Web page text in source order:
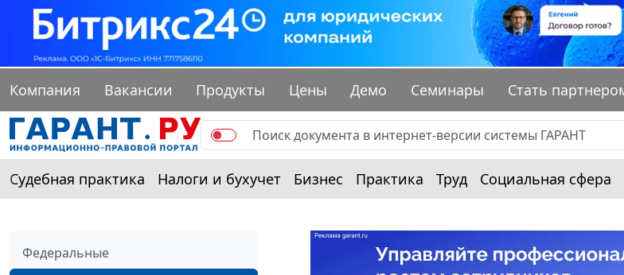
Компания Вакансии Продукты Цены Демо Семинары Стать
Судебная практика Налоги и бухучет Бизнес Практика Труд Социальная сфера
Федеральные